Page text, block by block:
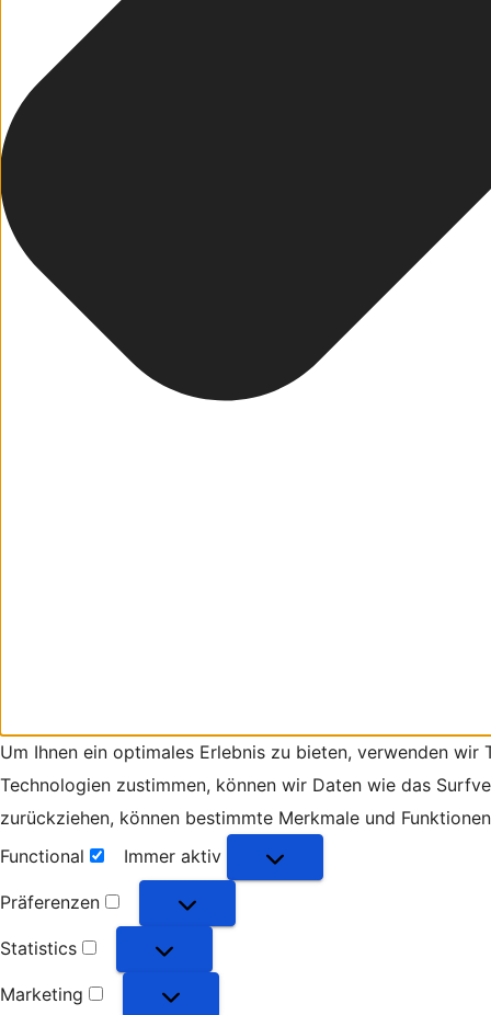
Um Ihnen ein optimales Erlebnis zu bieten, verwenden
Technologien zustimmen, können wir Daten wie das
zurückziehen, können bestimmte Merkmale und
Functional
Functional
Immer aktiv
Präferenzen
Präferenzen
Statistics
Statistics
Marketing
Marketing